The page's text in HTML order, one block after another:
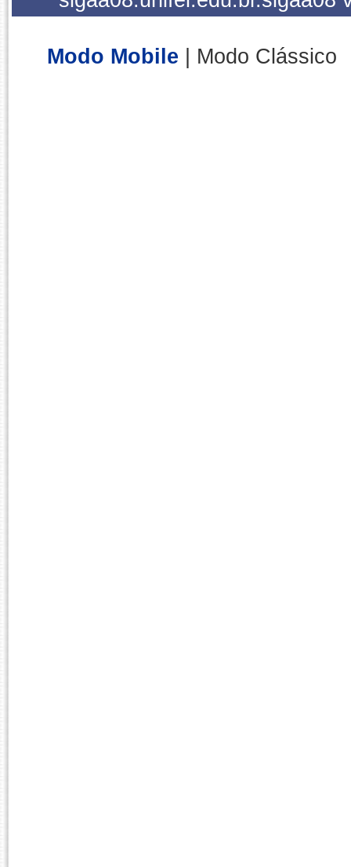
Modo Mobile | Modo Clássico